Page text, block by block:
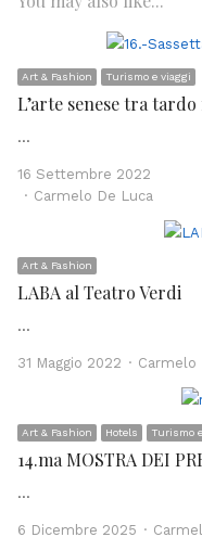
Art & Fashion Turismo e viaggi
L’arte senese tra
…
16 Settembre 2022
Author
Carmelo De Luca
Art & Fashion
LABA al Teatro Verdi
…
31 Maggio 2022 Author
Carmelo
Art & Fashion Hotels Turismo
14.ma MOSTRA DEI
…
6 Dicembre 2025 Author